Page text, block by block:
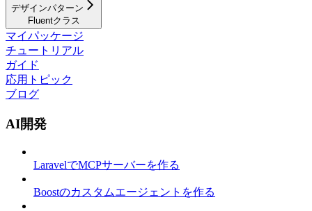
デザインパターン
Fluentクラス
マイパッケージ
チュートリアル
ガイド
応用トピック
ブログ
AI開発
LaravelでMCPサーバーを作る
Boostのカスタムエージェントを作る